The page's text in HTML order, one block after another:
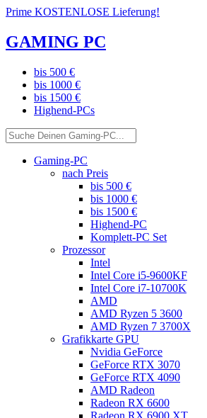
Prime KOSTENLOSE Lieferung!
GAMING PC
bis 500 €
bis 1000 €
bis 1500 €
Highend-PCs
Gaming-PC
nach Preis
bis 500 €
bis 1000 €
bis 1500 €
Highend-PC
Komplett-PC Set
Prozessor
Intel
Intel Core i5-9600KF
Intel Core i7-10700K
AMD
AMD Ryzen 5 3600
AMD Ryzen 7 3700X
Grafikkarte GPU
Nvidia GeForce
GeForce RTX 3070
GeForce RTX 4090
AMD Radeon
Radeon RX 6600
Radeon RX 6900 XT